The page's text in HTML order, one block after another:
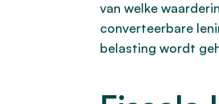
van welke
converteerbare
belasting wordt